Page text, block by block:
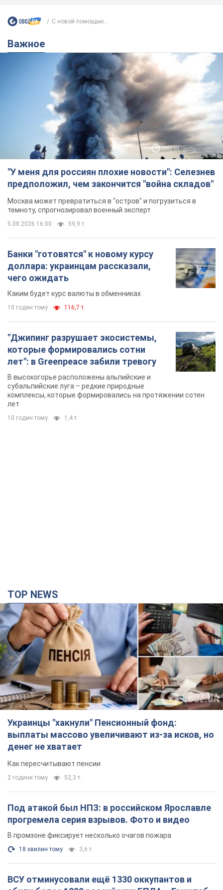
С новой помощью...
Важное
"У меня для россиян плохие новости": Селезнев
предположил, чем закончится "война складов"
Москва может превратиться в "остров" и погрузиться в
темноту, спрогнозировал военный эксперт
5.08.2026 16:00 59,9 т.
Банки "готовятся" к новому курсу
доллара: украинцам рассказали,
чего ожидать
Каким будет курс валюты в обменниках
10 годин тому 116,7 т.
"Джипинг разрушает экосистемы,
которые формировались сотни
лет": в Greenpeace забили тревогу
В высокогорье расположены альпийские и
субальпийские луга – редкие природные
комплексы, которые формировались на протяжении сотен
лет
10 годин тому 1,4 т.
TOP NEWS
Украинцы "хакнули" Пенсионный фонд:
выплаты массово увеличивают из-за исков, но
денег не хватает
Как пересчитывают пенсии
2 години тому 52,3 т.
Под атакой был НПЗ: в российском Ярославле
прогремела серия взрывов. Фото и видео
В промзоне фиксирует несколько очагов пожара
18 хвилин тому 3,6 т.
ВСУ отминусовали ещё 1330 оккупантов и